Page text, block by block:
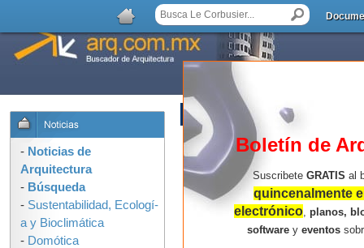
AGREGAR COMENTARIO
Boletín de
Suscribete GRATIS al
quincenalmente
electrónico, planos,
softwarey eventos
- Noticias de
Arquitectura
- Búsqueda
- Sustentabilidad, Ecologí­
a y Bioclimática
- Domótica